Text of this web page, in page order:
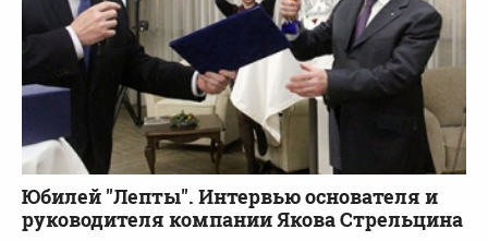
Юбилей "Лепты". Интервью основателя и
руководителя компании Якова Стрельцина